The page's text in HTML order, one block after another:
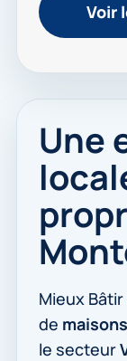
Voir
Une
Mieux
de
le secteur